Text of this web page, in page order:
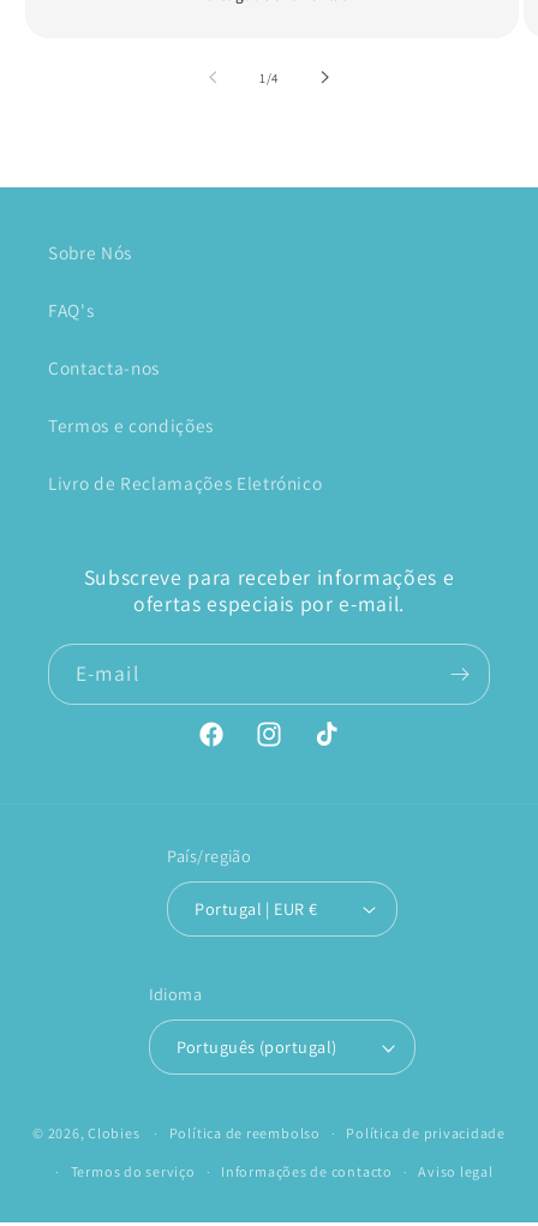
1 /de
4
Sobre Nós
FAQ's
Contacta-nos
Termos e condições
Livro de Reclamações Eletrónico
Subscreve para receber informações e
ofertas especiais por e-mail.
E-mail
FacebookInstagramTikTok
País/região
Portugal | EUR €
Idioma
Português (portugal)
© 2026,Clobies Política de reembolso Política de privacidade
Termos do serviço Informações de contacto Aviso legal